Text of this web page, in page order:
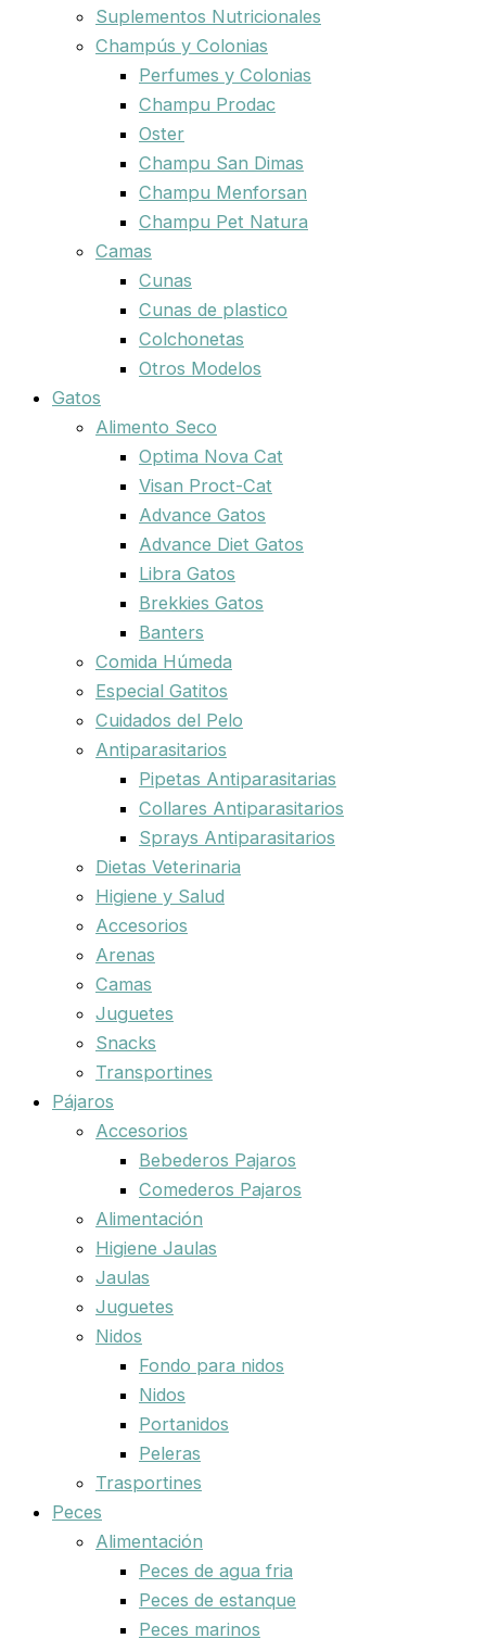
Suplementos Nutricionales
Champús y Colonias
Perfumes y Colonias
Champu Prodac
Oster
Champu San Dimas
Champu Menforsan
Champu Pet Natura
Camas
Cunas
Cunas de plastico
Colchonetas
Otros Modelos
Gatos
Alimento Seco
Optima Nova Cat
Visan Proct-Cat
Advance Gatos
Advance Diet Gatos
Libra Gatos
Brekkies Gatos
Banters
Comida Húmeda
Especial Gatitos
Cuidados del Pelo
Antiparasitarios
Pipetas Antiparasitarias
Collares Antiparasitarios
Sprays Antiparasitarios
Dietas Veterinaria
Higiene y Salud
Accesorios
Arenas
Camas
Juguetes
Snacks
Transportines
Pájaros
Accesorios
Bebederos Pajaros
Comederos Pajaros
Alimentación
Higiene Jaulas
Jaulas
Juguetes
Nidos
Fondo para nidos
Nidos
Portanidos
Peleras
Trasportines
Peces
Alimentación
Peces de agua fria
Peces de estanque
Peces marinos